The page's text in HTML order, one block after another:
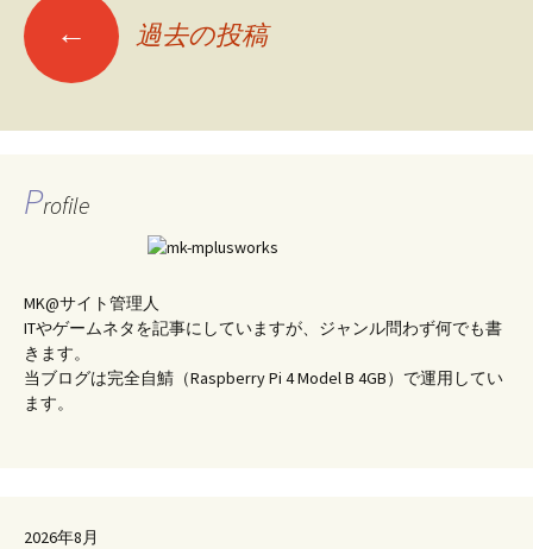
投
稿
ゲ
ー
ン
← 過去の投稿
Profile
MK@サイト管理人
ITやゲームネタを記事にしていますが、ジャンル問わず何でも書
きます。
当ブログは完全自鯖（Raspberry Pi 4 Model B 4GB）で運用してい
ます。
2026年8月